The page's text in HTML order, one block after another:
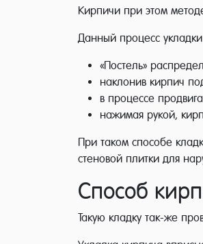
Кирпичи при этом
Данный процесс
«Постель»
наклонив кирпич
в процессе
нажимая рукой,
При таком способе
стеновой плитки для
Способ
Такую кладку так-же